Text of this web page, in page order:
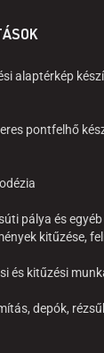
alaptérkép
pontfelhő
pálya és egyéb
kitűzése,
és kitűzési
depók,